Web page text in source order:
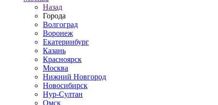
Назад
Города
Волгоград
Воронеж
Екатеринбург
Казань
Красноярск
Москва
Нижний Новгород
Новосибирск
Нур-Султан
Омск